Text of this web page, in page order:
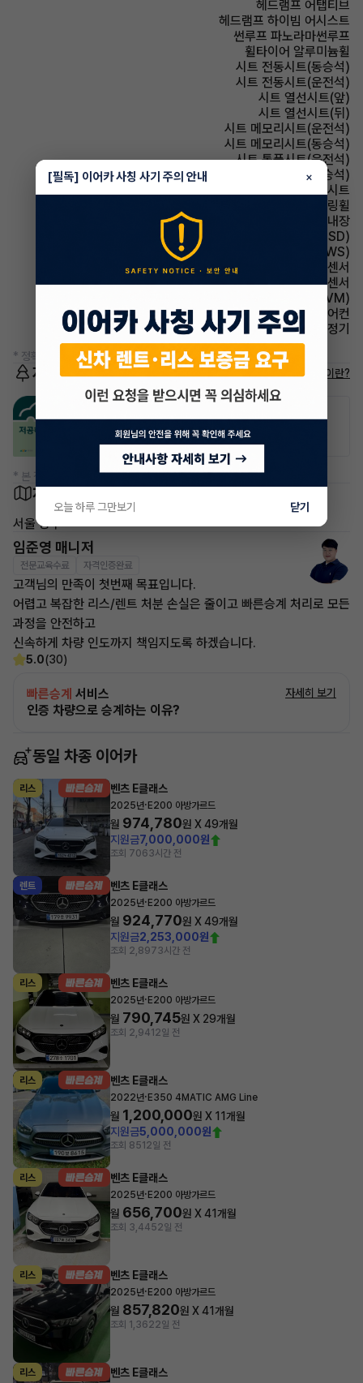
헤드램프 어탭티브
헤드램프 하이빔 어시스트
썬루프 파노라마썬루프
휠타이어 알루미늄휠
시트 전동시트(동승석)
시트 전동시트(운전석)
시트 열선시트(앞)
시트 열선시트(뒤)
시트 메모리시트(운전석)
시트 메모리시트(동승석)
시트 통풍시트(운전석)
시트 통풍시트(동승석)
시트 인조가죽시트
스티어링휠 가죽스티어링휠
스티어링휠 열선내장
주행안전 후측방경보시스템(BSD)
주행안전 차선이탈경보(LDWS)
주차보조 전방감지센서
주차보조 후방감지센서
주차보조 어라운드뷰(AVM)
에어컨 풀오토에어컨
에어컨 공기청정기
* 정확한 정보는 판매자와 반드시 확인하시기 바랍니다.
저공해차량 정보 저공해차량이란?
50% 할인 50% 할인
* 본 정보는 지자체마다 다를 수 있으니 실제 정보와 확인해 주세요.
차량 위치
서울 중구
임준영 매니저
전문교육수료 자격인증완료
고객님의 만족이 첫번째 목표입니다.
어렵고 복잡한 리스/렌트 처분 손실은 줄이고 빠른승계 처리로 모든
과정을 안전하고
신속하게 차량 인도까지 책임지도록 하겠습니다.
5.0(30)
빠른승계 서비스
인증 차량으로 승계하는 이유?
자세히 보기
동일 차종 이어카
리스 벤츠 E클래스
2025년· E200 아방가르드
월 974,780원 X49개월
지원금7,000,000원
조회 7063시간 전
렌트 벤츠 E클래스
2025년· E200 아방가르드
월 924,770원 X49개월
지원금2,253,000원
조회 2,8973시간 전
리스 벤츠 E클래스
2025년· E200 아방가르드
월 790,745원 X 29개월
조회 2,941 2일 전
리스 벤츠 E클래스
2022년· E350 4MATIC AMG Line
월 1,200,000원 X 11개월
지원금5,000,000원
조회 851 2일 전
리스 벤츠 E클래스
2025년· E200 아방가르드
월 656,700원 X41개월
조회 3,4452일 전
리스 벤츠 E클래스
2025년· E200 아방가르드
월 857,820원 X41개월
조회 1,3622일 전
리스 벤츠 E클래스
[필독] 이어카 사칭 사기 주의 안내 ×
오늘 하루 그만보기 닫기